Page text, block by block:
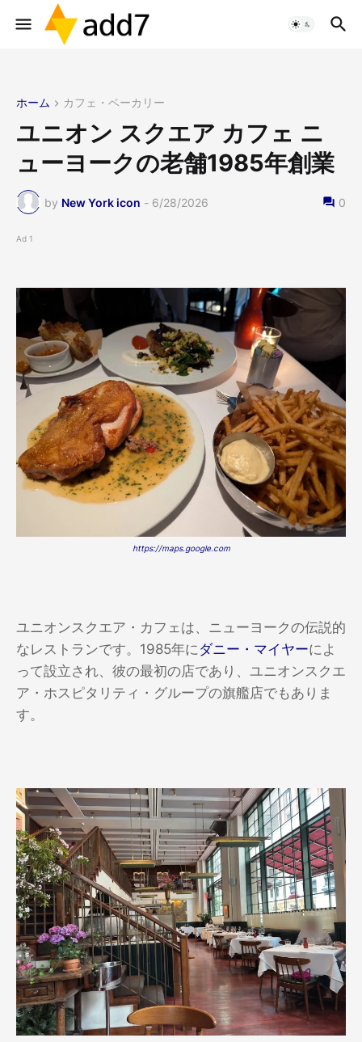
ホーム カフェ・ベーカリー
ユニオン スクエア カフェ ニ
ューヨークの老舗1985年創業
by New York icon - 6/28/2026 0
Ad 1
https://maps.google.com
ユニオンスクエア・カフェは、ニューヨークの伝説的
なレストランです。1985年にダニー・マイヤーによ
って設立され、彼の最初の店であり、ユニオンスクエ
ア・ホスピタリティ・グループの旗艦店でもありま
す。